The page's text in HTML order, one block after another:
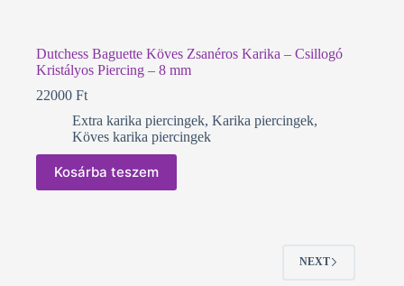
Dutchess Baguette Köves Zsanéros Karika – Csillogó
Kristályos Piercing – 8 mm
22000 Ft
Extra karika piercingek, Karika piercingek,
Köves karika piercingek
Kosárba teszem
NEXT